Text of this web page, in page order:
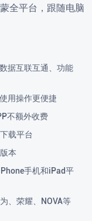
全平台，跟随电脑
据互联互通、功能
用操作更便捷
不额外收费
载平台
本
手机和iPad平
、荣耀、NOVA等